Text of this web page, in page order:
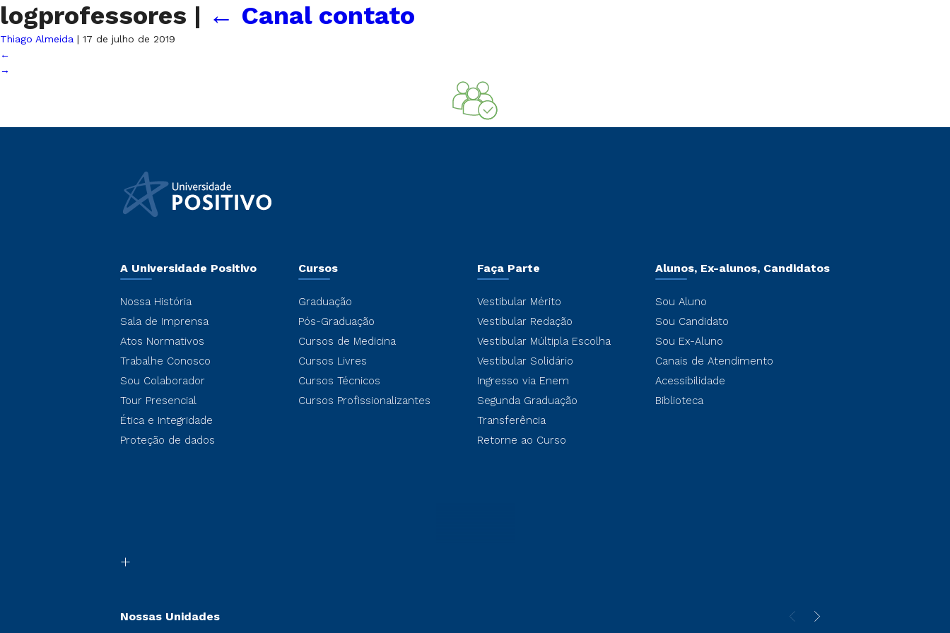
logprofessores | ← Canal contato
Thiago Almeida | 17 de julho de 2019
←
→
A Universidade Positivo
Nossa História
Sala de Imprensa
Atos Normativos
Trabalhe Conosco
Sou Colaborador
Tour Presencial
Ética e Integridade
Proteção de dados
Cursos
Graduação
Pós-Graduação
Cursos de Medicina
Cursos Livres
Cursos Técnicos
Cursos Profissionalizantes
Faça Parte
Vestibular Mérito
Vestibular Redação
Vestibular Múltipla Escolha
Vestibular Solidário
Ingresso via Enem
Segunda Graduação
Transferência
Retorne ao Curso
Alunos, Ex-alunos, Candidatos
Sou Aluno
Sou Candidato
Sou Ex-Aluno
Canais de Atendimento
Acessibilidade
Biblioteca
Nossas Unidades